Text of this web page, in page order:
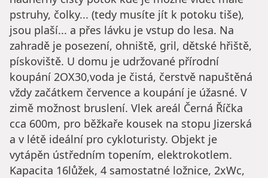
pstruhy, čolky... (tedy musíte jít k potoku tiše),
jsou plaší... a přes lávku je vstup do lesa. Na
zahradě je posezení, ohniště, gril, dětské hřiště,
pískoviště. U domu je udržované přírodní
koupání 2OX30,voda je čistá, čerstvě napuštěná
vždy začátkem července a koupání je úžasné. V
zimě možnost bruslení. Vlek areál Černá Říčka
cca 600m, pro běžkaře kousek na stopu Jizerská
a v létě ideální pro cykloturisty. Objekt je
vytápěn ústředním topením, elektrokotlem.
Kapacita 16lůžek, 4 samostatné ložnice, 2xWc,